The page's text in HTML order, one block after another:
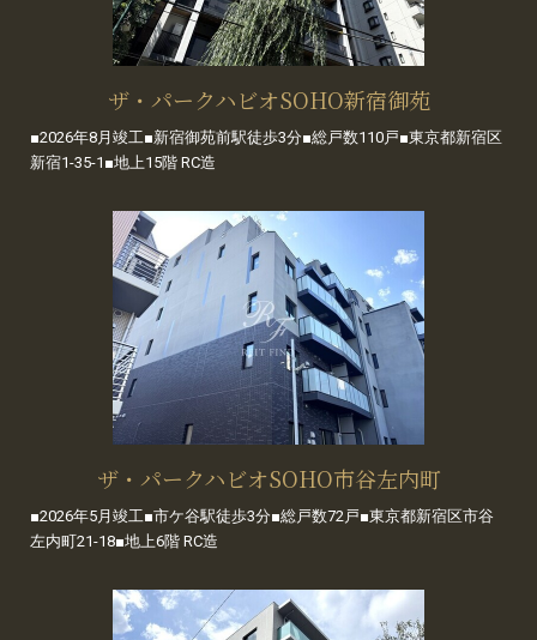
ザ・パークハビオSOHO新宿御苑
■2026年8月竣工■新宿御苑前駅徒歩3分■総戸数110戸■東京都新宿区
新宿1-35-1■地上15階 RC造
ザ・パークハビオSOHO市谷左内町
■2026年5月竣工■市ケ谷駅徒歩3分■総戸数72戸■東京都新宿区市谷
左内町21-18■地上6階 RC造